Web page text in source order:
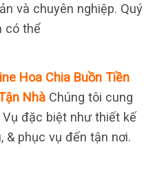
và chuyên nghiệp. Quý
có thể
Hoa Chia Buồn Tiền
Nhà Chúng tôi cung
đặc biệt như thiết kế
& phục vụ đến tận nơi.